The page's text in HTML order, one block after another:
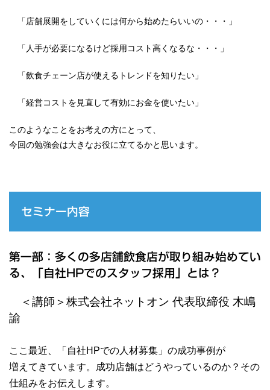
「店舗展開をしていくには何から始めたらいいの・・・ 」
「人手が必要になるけど採用コスト高くなるな・・・」
「飲食チェーン店が使えるトレンドを知りたい」
「経営コストを見直して有効にお金を使いたい」
このようなことをお考えの方にとって、
今回の勉強会は大きなお役に立てるかと思います。
セミナー内容
第一部：多くの多店舗飲食店が取り組み始めてい
る、「自社HPでのスタッフ採用」とは？
＜講師＞株式会社ネットオン 代表取締役 木嶋
諭
ここ最近、「自社HPでの人材募集」の成功事例が
増えてきています。成功店舗はどうやっているのか？その
仕組みをお伝えします。